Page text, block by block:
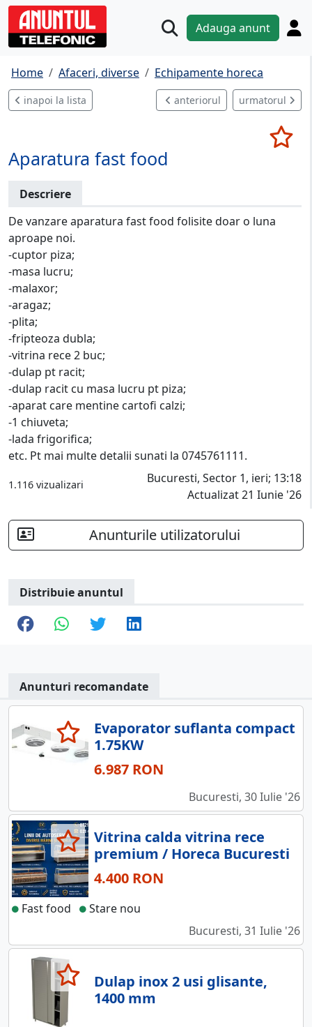
Adauga anunt
Home Afaceri, diverse Echipamente horeca
inapoi la lista anteriorul urmatorul
Aparatura fast food
Descriere
De vanzare aparatura fast food folisite doar o luna
aproape noi.
-cuptor piza;
-masa lucru;
-malaxor;
-aragaz;
-plita;
-fripteoza dubla;
-vitrina rece 2 buc;
-dulap pt racit;
-dulap racit cu masa lucru pt piza;
-aparat care mentine cartofi calzi;
-1 chiuveta;
-lada frigorifica;
etc. Pt mai multe detalii sunati la 0745761111.
1.116 vizualizari
Bucuresti, Sector 1, ieri; 13:18
Actualizat 21 Iunie '26
Anunturile utilizatorului
Distribuie anuntul
Anunturi recomandate
Evaporator suflanta compact
1.75KW
6.987 RON
Bucuresti, 30 Iulie '26
Vitrina calda vitrina rece
premium / Horeca Bucuresti
4.400 RON
Fast food
Stare nou
Bucuresti, 31 Iulie '26
Dulap inox 2 usi glisante,
1400 mm